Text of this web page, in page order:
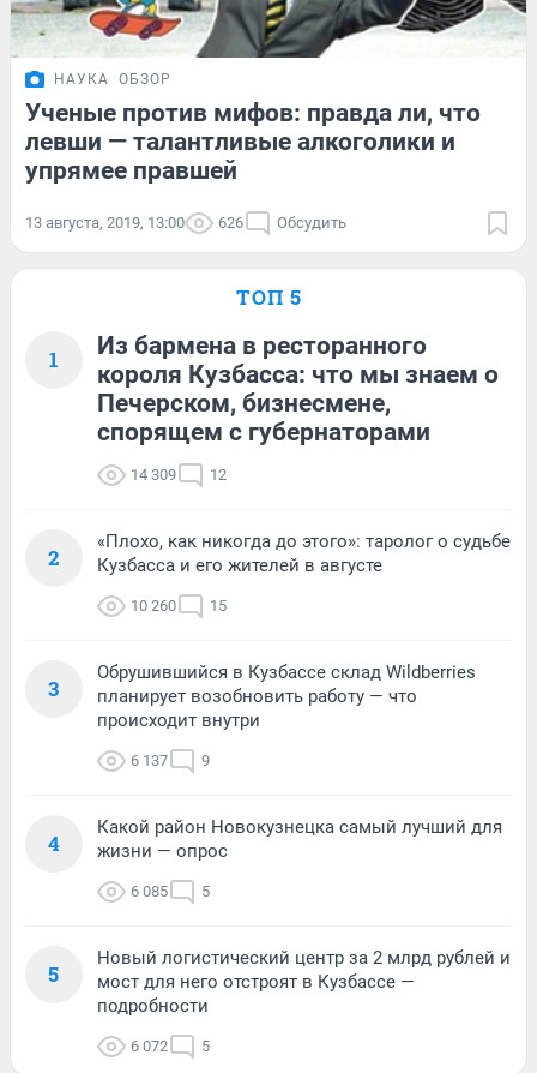
НАУКА ОБЗОР
Ученые против мифов: правда ли, что
левши — талантливые алкоголики и
упрямее правшей
13 августа, 2019, 13:00 626 Обсудить
ТОП 5
1
Из бармена в ресторанного
короля Кузбасса: что мы знаем о
Печерском, бизнесмене,
спорящем с губернаторами
14 309 12
2
«Плохо, как никогда до этого»: таролог о судьбе
Кузбасса и его жителей в августе
10 260 15
3
Обрушившийся в Кузбассе склад Wildberries
планирует возобновить работу — что
происходит внутри
6 137 9
4
Какой район Новокузнецка самый лучший для
жизни — опрос
6 085 5
5
Новый логистический центр за 2 млрд рублей и
мост для него отстроят в Кузбассе —
подробности
6 072 5